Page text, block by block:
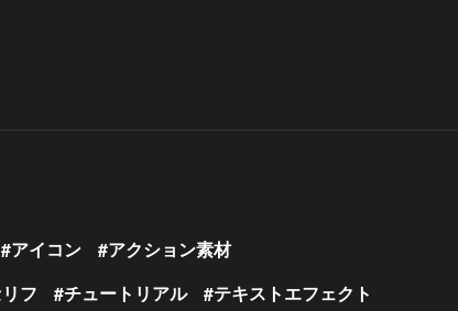
アイコン
アクション素材
フ チュートリアル
テキストエフェクト